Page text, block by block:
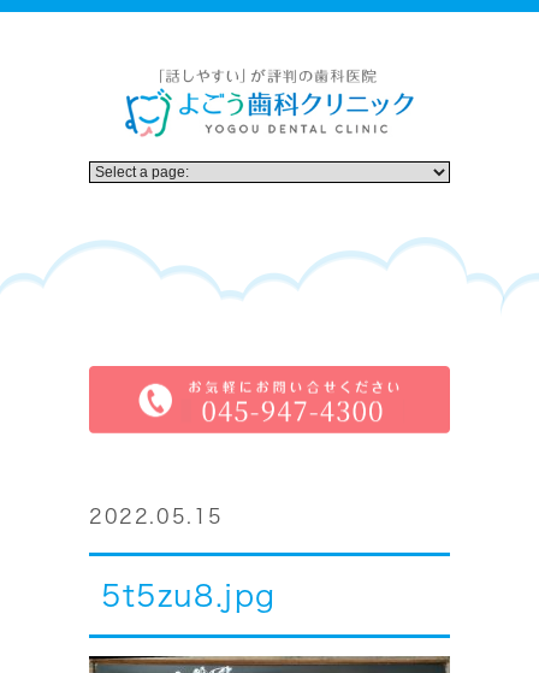
2022.05.15
5t5zu8.jpg